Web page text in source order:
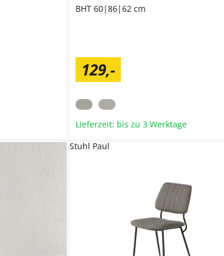
BHT 60|86|62 cm
129,-
Lieferzeit: bis zu 3 Werktage
Stuhl Paul